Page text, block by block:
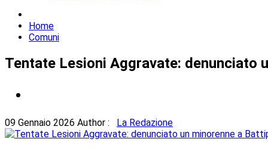
Home
Comuni
Tentate Lesioni Aggravate: denunciato
09 Gennaio 2026 Author : La Redazione